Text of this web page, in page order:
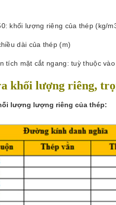
khối lượng riêng của thép (kg/
dài của thép (m)
tích mặt cắt ngang: tuỳ thuộc
khối lượng riêng,
lượng lượng riêng của thép: